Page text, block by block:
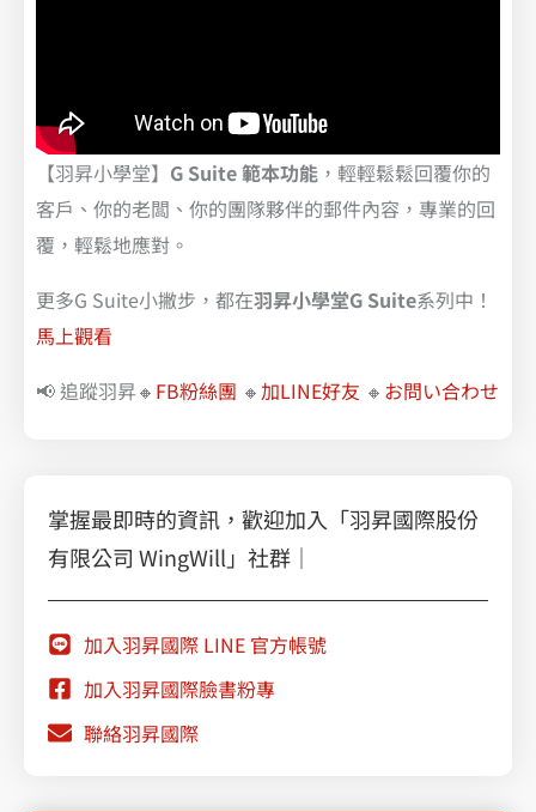
【羽昇小學堂】 G Suite 範本功能 ，輕輕鬆鬆回覆你的
客戶、你的老闆、你的團隊夥伴的郵件內容，專業的回
覆，輕鬆地應對。
更多G Suite小撇步，都在羽昇小學堂G Suite系列中！
馬上觀看
📢 追蹤羽昇🔸 FB粉絲團 🔸加LINE好友 🔸 お問い合わせ
掌握最即時的資訊，歡迎加入「羽昇國際股份
有限公司 WingWill」社群｜
加入羽昇國際 LINE 官方帳號
加入羽昇國際臉書粉專
聯絡羽昇國際